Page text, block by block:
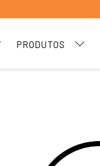
PRODUTOS